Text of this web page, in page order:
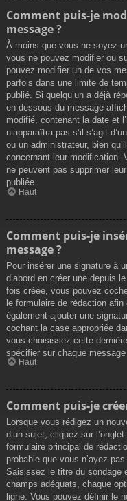
Comment puis-je
message ?
À moins que vous ne soyez
vous ne pouvez modifier ou
pouvez modifier un de vos
parfois dans une limite de
publié. Si quelqu’un a déjà
en dessous du message
modifié, contenant la date et
n’apparaîtra pas s’il s’agit
ou un administrateur, bien
concernant leur modification.
ne peuvent pas supprimer
publiée.
Haut
Comment puis-je
message ?
Pour insérer une signature à
d’abord en créer une depuis
fois créée, vous pouvez
le formulaire de rédaction
également ajouter une
cochant la case appropriée
vous choisissez cette
spécifier sur chaque
Haut
Comment puis-je
Lorsque vous rédigez un
d’un sujet, cliquez sur
formulaire principal de
probable que vous n’ayez
Saisissez le titre du sondage
champs adéquats, chaque
ligne. Vous pouvez définir le